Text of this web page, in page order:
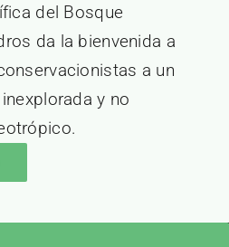
del Bosque
da la bienvenida a
a un
y no